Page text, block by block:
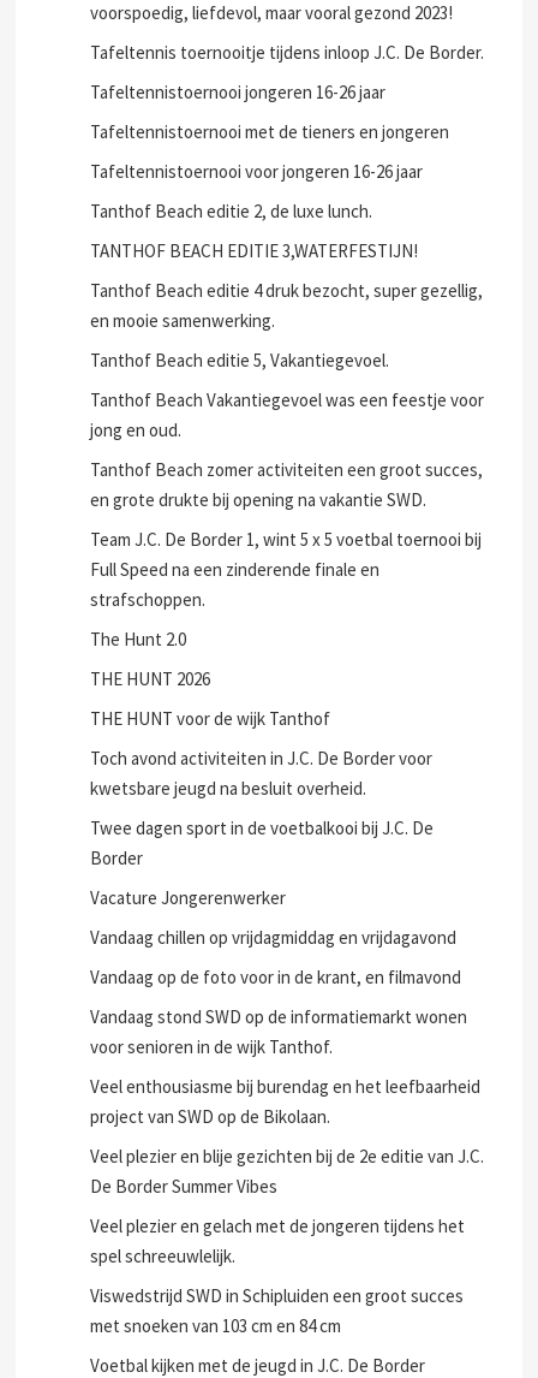
voorspoedig, liefdevol, maar vooral gezond 2023!
Tafeltennis toernooitje tijdens inloop J.C. De Border.
Tafeltennistoernooi jongeren 16-26 jaar
Tafeltennistoernooi met de tieners en jongeren
Tafeltennistoernooi voor jongeren 16-26 jaar
Tanthof Beach editie 2, de luxe lunch.
TANTHOF BEACH EDITIE 3,WATERFESTIJN!
Tanthof Beach editie 4 druk bezocht, super gezellig,
en mooie samenwerking.
Tanthof Beach editie 5, Vakantiegevoel.
Tanthof Beach Vakantiegevoel was een feestje voor
jong en oud.
Tanthof Beach zomer activiteiten een groot succes,
en grote drukte bij opening na vakantie SWD.
Team J.C. De Border 1, wint 5 x 5 voetbal toernooi bij
Full Speed na een zinderende finale en
strafschoppen.
The Hunt 2.0
THE HUNT 2026
THE HUNT voor de wijk Tanthof
Toch avond activiteiten in J.C. De Border voor
kwetsbare jeugd na besluit overheid.
Twee dagen sport in de voetbalkooi bij J.C. De
Border
Vacature Jongerenwerker
Vandaag chillen op vrijdagmiddag en vrijdagavond
Vandaag op de foto voor in de krant, en filmavond
Vandaag stond SWD op de informatiemarkt wonen
voor senioren in de wijk Tanthof.
Veel enthousiasme bij burendag en het leefbaarheid
project van SWD op de Bikolaan.
Veel plezier en blije gezichten bij de 2e editie van J.C.
De Border Summer Vibes
Veel plezier en gelach met de jongeren tijdens het
spel schreeuwlelijk.
Viswedstrijd SWD in Schipluiden een groot succes
met snoeken van 103 cm en 84 cm
Voetbal kijken met de jeugd in J.C. De Border